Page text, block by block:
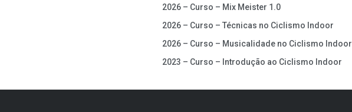
2026 – Curso – Mix Meister 1.0
2026 – Curso – Técnicas no Ciclismo Indoor
2026 – Curso – Musicalidade no Ciclismo Indoor
2023 – Curso – Introdução ao Ciclismo Indoor